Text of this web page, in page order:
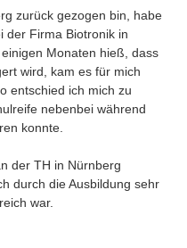
zurück gezogen bin, habe
der Firma Biotronik in
Monaten hieß, dass
wird, kam es für mich
entschied ich mich zu
nebenbei während
konnte.
der TH in Nürnberg
durch die Ausbildung sehr
war.